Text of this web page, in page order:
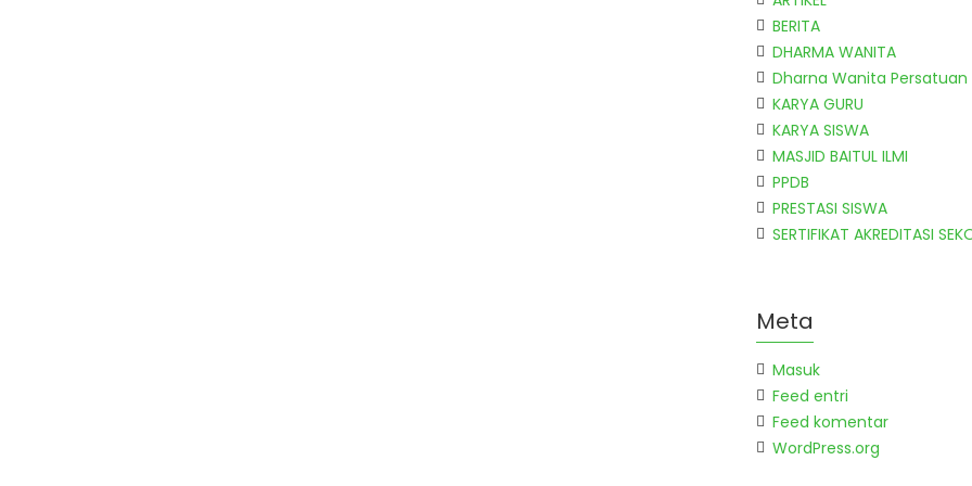
BERITA
DHARMA WANITA
Dharna Wanita Persatuan
KARYA GURU
KARYA SISWA
MASJID BAITUL ILMI
PPDB
PRESTASI SISWA
SERTIFIKAT AKREDITASI
Meta
Masuk
Feed entri
Feed komentar
WordPress.org